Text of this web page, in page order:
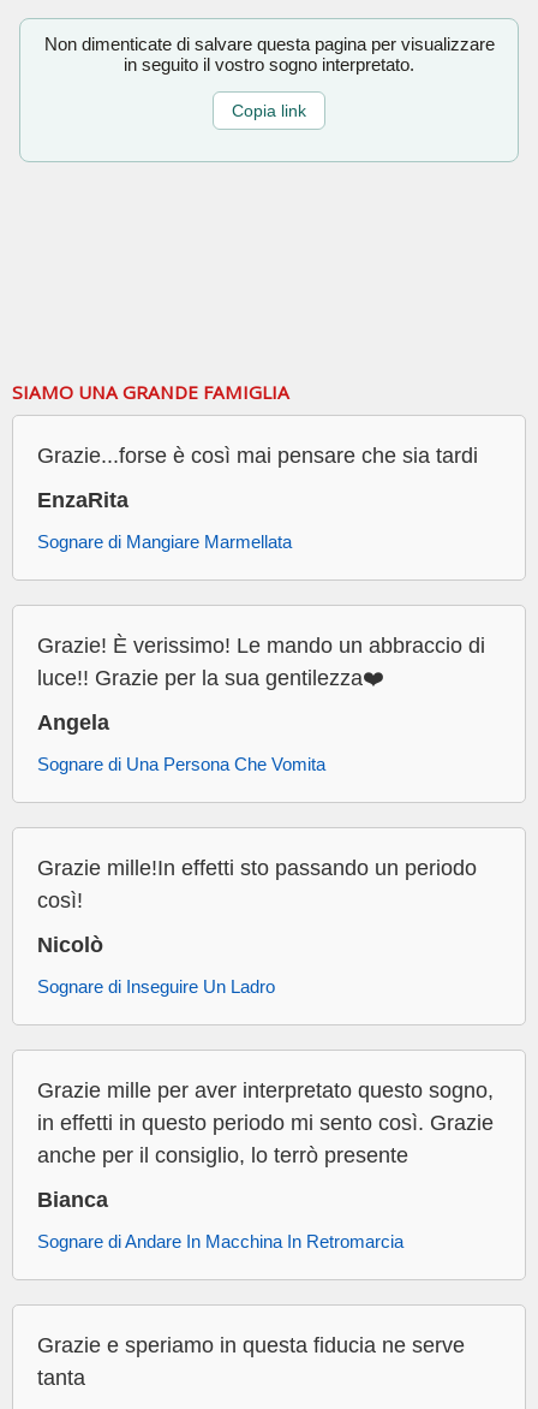
Non dimenticate di salvare questa pagina per visualizzare
in seguito il vostro sogno interpretato.
Copia link
SIAMO UNA GRANDE FAMIGLIA
Grazie...forse è così mai pensare che sia tardi
EnzaRita
Sognare di Mangiare Marmellata
Grazie! È verissimo! Le mando un abbraccio di
luce!! Grazie per la sua gentilezza❤️
Angela
Sognare di Una Persona Che Vomita
Grazie mille!In effetti sto passando un periodo
così!
Nicolò
Sognare di Inseguire Un Ladro
Grazie mille per aver interpretato questo sogno,
in effetti in questo periodo mi sento così. Grazie
anche per il consiglio, lo terrò presente
Bianca
Sognare di Andare In Macchina In Retromarcia
Grazie e speriamo in questa fiducia ne serve
tanta